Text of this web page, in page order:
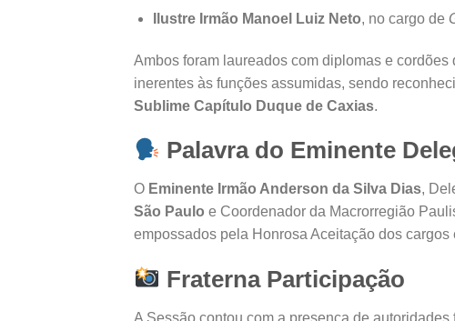
Ilustre Irmão Manoel Luiz Neto, no cargo de
Ambos foram laureados com diplomas e
inerentes às funções assumidas, sendo
Sublime Capítulo Duque de Caxias.
Palavra do Eminente
O Eminente Irmão Anderson da Silva Dias,
São Paulo e Coordenador da Macrorregião
empossados pela Honrosa Aceitação dos
Fraterna Participação
A Sessão contou com a presença de